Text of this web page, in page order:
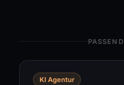
KI Agentur